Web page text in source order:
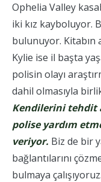
Ophelia Valley
iki kız kayboluyor.
bulunuyor. Kitabın
Kylie ise il başta
polisin olayı
dahil olmasıyla
Kendilerini tehdit
polise yardım
veriyor. Biz de bir
bağlantılarını
bulmaya çalışıyoruz.